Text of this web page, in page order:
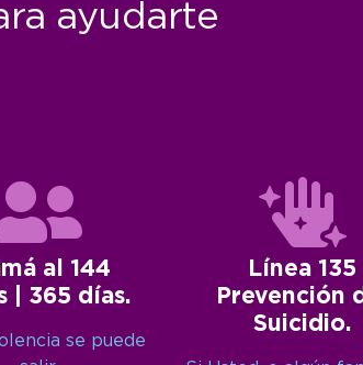
ayudarte
al 144
| 365 días.
se puede
Línea 135
Prevención
Suicidio.